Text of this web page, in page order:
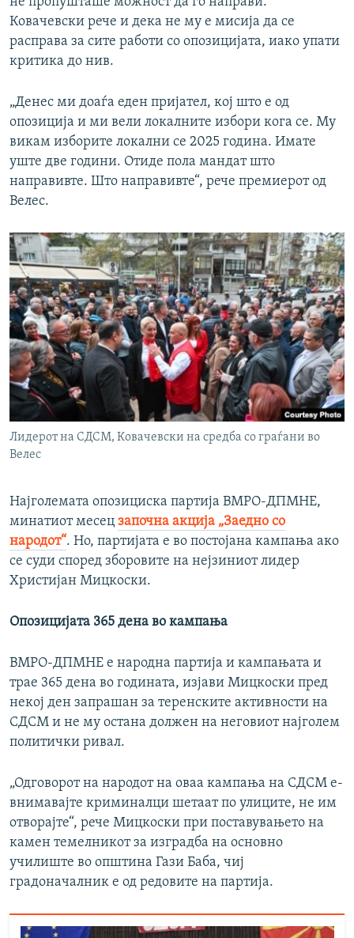
o
u
s
i
d
e
l
i
d
Ковачевски рече и дека не му е мисија да се
расправа за сите работи со опозицијата, иако упати
критика до нив.
„Денес ми доаѓа еден пријател, кој што е од
опозиција и ми вели локалните избори кога се. Му
викам изборите локални се 2025 година. Имате
уште две години. Отиде пола мандат што
направивте. Што направивте“, рече премиерот од
Велес.
Лидерот на СДСМ, Ковачевски на средба со граѓани во
Велес
Најголемата опозициска партија ВМРО-ДПМНЕ,
минатиот месец започна акција „Заедно со
народот“. Но, партијата е во постојана кампања ако
се суди според зборовите на нејзиниот лидер
Христијан Мицкоски.
Опозицијата 365 дена во кампања
ВМРО-ДПМНЕ е народна партија и кампањата и
трае 365 дена во годината, изјави Мицкоски пред
некој ден запрашан за теренските активности на
СДСМ и не му остана должен на неговиот најголем
политички ривал.
„Одговорот на народот на оваа кампања на СДСМ е-
внимавајте криминалци шетаат по улиците, не им
отворајте“, рече Мицкоски при поставувањето на
камен темелникот за изградба на основно
училиште во општина Гази Баба, чиј
градоначалник е од редовите на партија.